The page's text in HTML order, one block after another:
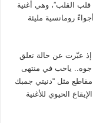
القلب”، وهي أغنية
رومانسية مليئة
عبّرت عن حالة تعلق
جوه.. ياحب في منتهى
مثل “دنيتي جمبك
الحيوي للأغنية